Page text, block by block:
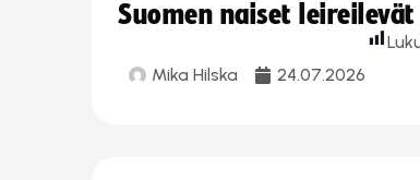
Suomen naiset
Mika Hilska 24.07.2026